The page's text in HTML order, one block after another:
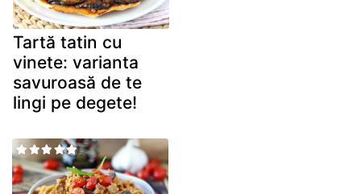
Tartă tatin cu
vinete: varianta
savuroasă de te
lingi pe degete!